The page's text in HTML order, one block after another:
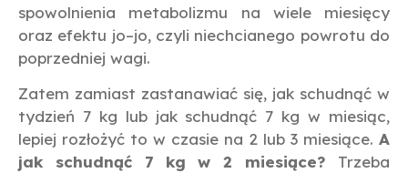
spowolnienia metabolizmu na wiele miesięcy
oraz efektu jo–jo, czyli niechcianego powrotu do
poprzedniej wagi.
Zatem zamiast zastanawiać się, jak schudnąć w
tydzień 7 kg lub jak schudnąć 7 kg w miesiąc,
lepiej rozłożyć to w czasie na 2 lub 3 miesiące. A
jak schudnąć 7 kg w 2 miesiące? Trzeba